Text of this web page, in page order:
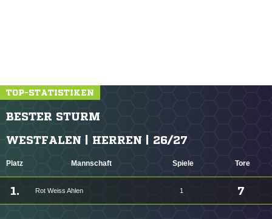
TOP-STATISTIKEN
BESTER STURM
WESTFALEN | HERREN | 26/27
Platz Mannschaft Spiele Tore
1. Rot Weiss Ahlen 1 7